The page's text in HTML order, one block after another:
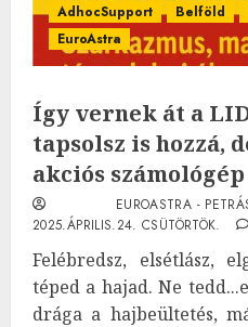
AdhocSupport Belföld
EuroAstra
Így vernek át a
tapsolsz is hozzá,
akciós számológép
EUROASTRA -
2025.ÁPRILIS.24. CSÜTÖRTÖK.
Felébredsz, elsétlász,
téped a hajad. Ne
drága a hajbeültetés,